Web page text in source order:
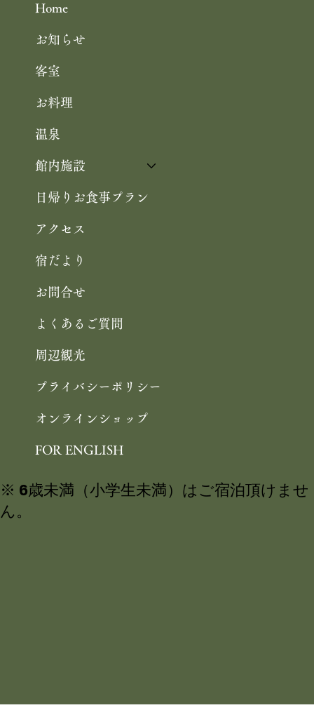
Home
お知らせ
客室
お料理
温泉
館内施設
日帰りお食事プラン
アクセス
宿だより
お問合せ
よくあるご質問
周辺観光
プライバシーポリシー
オンラインショップ
FOR ENGLISH
※ 6歳未満（小学生未満）はご宿泊頂けませ
ん。